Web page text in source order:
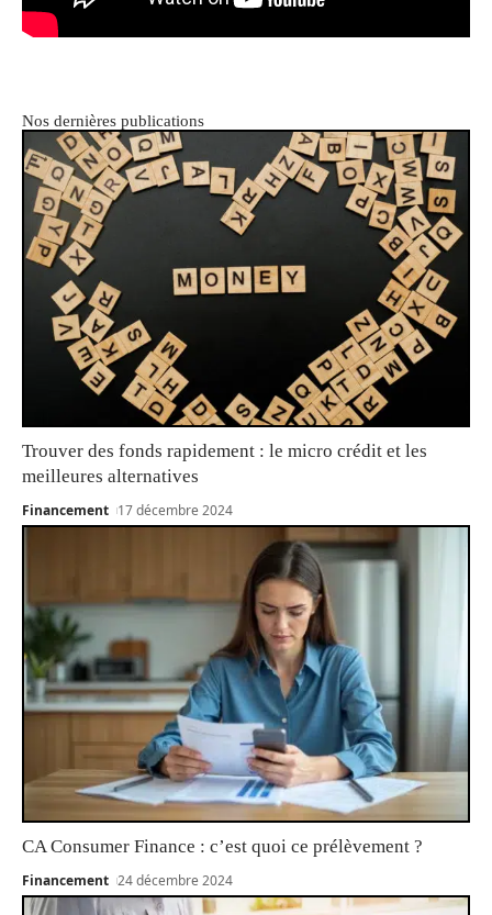
Nos dernières publications
Trouver des fonds rapidement : le micro crédit et les
meilleures alternatives
Financement 17 décembre 2024
CA Consumer Finance : c’est quoi ce prélèvement ?
Financement 24 décembre 2024